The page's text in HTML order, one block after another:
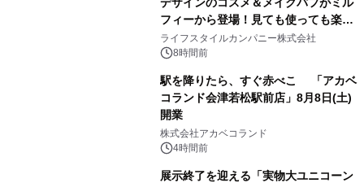
フィーから登場！見ても使っても楽し
い、ポップでキュートなコレクショ
ン。
ライフスタイルカンパニー株式会社
8時間前
駅を降りたら、すぐ赤べこ 「アカベ
コランド会津若松駅前店」8月8日(土)
開業
株式会社アカベコランド
4時間前
展示終了を迎える「実物大ユニコーン